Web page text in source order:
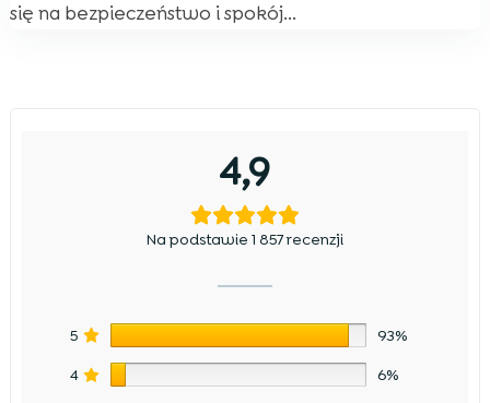
się na bezpieczeństwo i spokój...
4,9
Na podstawie 1 857 recenzji
5 93%
4 6%